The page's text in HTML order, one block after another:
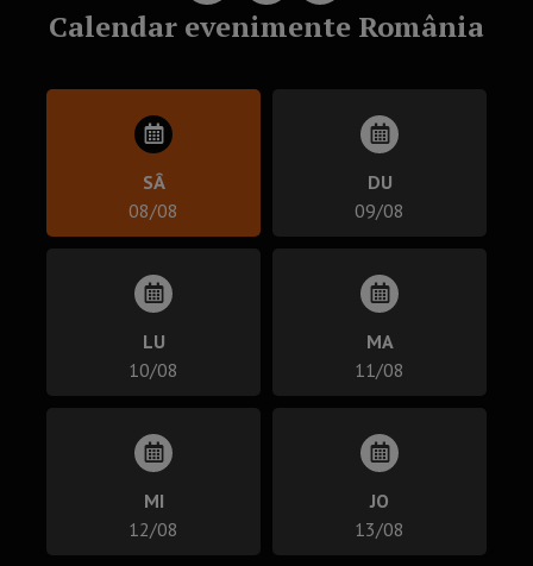
Calendar evenimente România
SÂ
08/08
DU
09/08
LU
10/08
MA
11/08
MI
12/08
JO
13/08